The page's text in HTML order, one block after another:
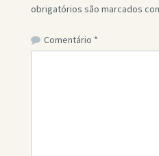
obrigatórios são marcados
Comentário *